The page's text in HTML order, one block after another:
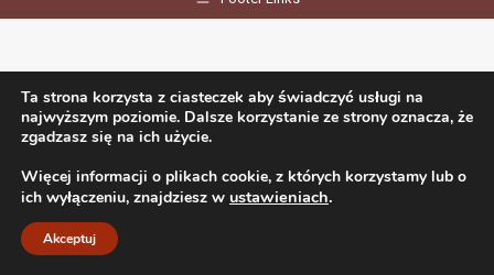
Ta strona korzysta z ciasteczek aby świadczyć usługi na
najwyższym poziomie. Dalsze korzystanie ze strony oznacza, że
zgadzasz się na ich użycie.
Więcej informacji o plikach cookie, z których korzystamy lub o
ich wyłączeniu, znajdziesz w ustawieniach.
Akceptuj